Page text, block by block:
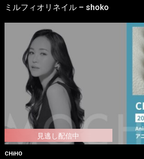
ミルフィオリネイル – shoko
CHiHO